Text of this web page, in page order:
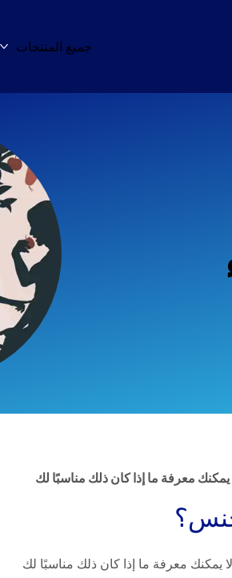
جميع المنتجات
معرفة ما إذا كان ذلك مناسبًا لك
معرفة ما إذا كان ذلك مناسبًا لك